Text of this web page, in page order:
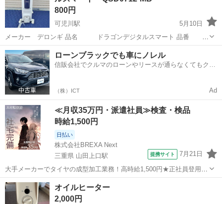
800円
可児川駅
5月10日
メーカー デロンギ 品名 ドラゴンデジタルスマート 品番
QSD0712-MB 動作確認 問題なく使用できます。 商品状態 多少の
傷、汚れがあります。 ※小さなお子さま、年配の方がみえるご家庭に❗
こちらの商...
岐阜 可児市 可児川駅 季節、空調家電 デロンギ
ローンブラックでも車にノレル
信販会社でクルマのローンやリースが通らなくてもクル
（株）ICT Ad
≪月収35万円・派遣社員≫検査・検品
時給1,500円
日払い
株式会社BREXA Next
三重県 山田上口駅
提携サイト 7月21日
大手メーカーでタイヤの成型加工業務！高時給1,500円★正社員登用制
度あり！ワンルーム寮完備！マイカー通勤OK！無料駐車場あり！《三
重県伊勢市》 人気の工場のお仕事 ◇タイヤの製造◇ トラック・バ
ス・RV車用を中心とした...
三重 伊勢市 山田上口駅
オイルヒーター
2,000円